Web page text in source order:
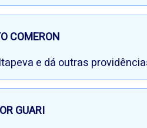
COMERON
e dá outras
GUARI